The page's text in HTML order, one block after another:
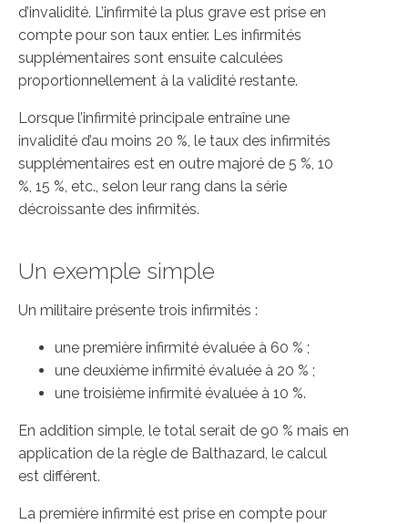
d’invalidité. L’infirmité la plus grave est prise en
compte pour son taux entier. Les infirmités
supplémentaires sont ensuite calculées
proportionnellement à la validité restante.
Lorsque l’infirmité principale entraîne une
invalidité d’au moins 20 %, le taux des infirmités
supplémentaires est en outre majoré de 5 %, 10
%, 15 %, etc., selon leur rang dans la série
décroissante des infirmités.
Un exemple simple
Un militaire présente trois infirmités :
une première infirmité évaluée à 60 % ;
une deuxième infirmité évaluée à 20 % ;
une troisième infirmité évaluée à 10 %.
En addition simple, le total serait de 90 % mais en
application de la règle de Balthazard, le calcul
est différent.
La première infirmité est prise en compte pour